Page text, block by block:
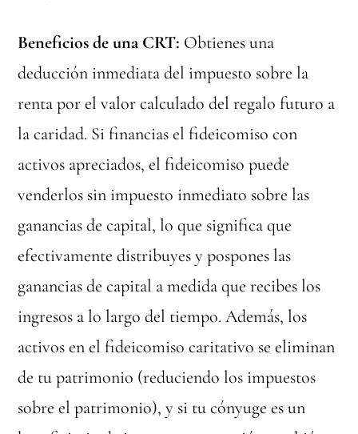
Beneficios de una CRT: Obtienes una
deducción inmediata del impuesto sobre la
renta por el valor calculado del regalo futuro a
la caridad. Si financias el fideicomiso con
activos apreciados, el fideicomiso puede
venderlos sin impuesto inmediato sobre las
ganancias de capital, lo que significa que
efectivamente distribuyes y pospones las
ganancias de capital a medida que recibes los
ingresos a lo largo del tiempo. Además, los
activos en el fideicomiso caritativo se eliminan
de tu patrimonio (reduciendo los impuestos
sobre el patrimonio), y si tu cónyuge es un